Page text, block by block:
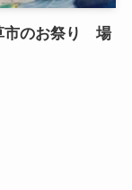
市のお祭り 場